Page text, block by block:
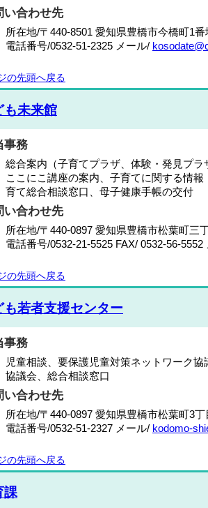
い合わせ先
所在地/〒440-8501 愛知県豊橋市今橋町1
電話番号/0532-51-2325 メール/
の先頭へ戻る
も未来館
事務
総合案内（子育てプラザ、体験・発見プラ
ここにこ講座の案内、子育てに関する情
育て総合相談窓口、母子健康手帳の交付
い合わせ先
所在地/〒440-0897 愛知県豊橋市松葉町三
電話番号/0532-21-5525 FAX/ 0532-56-5552
の先頭へ戻る
も若者支援センター
事務
児童相談、要保護児童対策ネットワーク
協議会、総合相談窓口
い合わせ先
所在地/〒440-0897 愛知県豊橋市松葉町3
電話番号/0532-51-2327 メール/ kodomo-
の先頭へ戻る
課